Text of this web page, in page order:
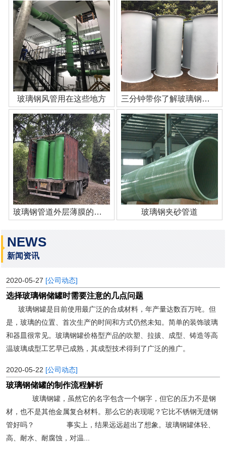
玻璃钢风管用在这些地方 三分钟带你了解玻璃钢管道
玻璃钢管道外层薄膜的作用 玻璃钢夹砂管道
NEWS
新闻资讯
2020-05-27 [公司动态]
选择玻璃钢储罐时需要注意的几点问题
玻璃钢罐是目前使用最广泛的合成材料，年产量达数百万吨。但
是，玻璃的位置、首次生产的时间和方式仍然未知。简单的装饰玻璃
和器皿很常见。玻璃钢罐价格型产品的吹塑、拉拔、成型、铸造等高
温玻璃成型工艺早已成熟，其成型技术得到了广泛的推广。
2020-05-22 [公司动态]
玻璃钢储罐的制作流程解析
玻璃钢罐，虽然它的名字包含一个钢字，但它的压力不是钢
材，也不是其他金属复合材料。那么它的表现呢？它比不锈钢无缝钢
管好吗？ 事实上，结果远远超出了想象。玻璃钢罐体轻、
高、耐水、耐腐蚀，对温...